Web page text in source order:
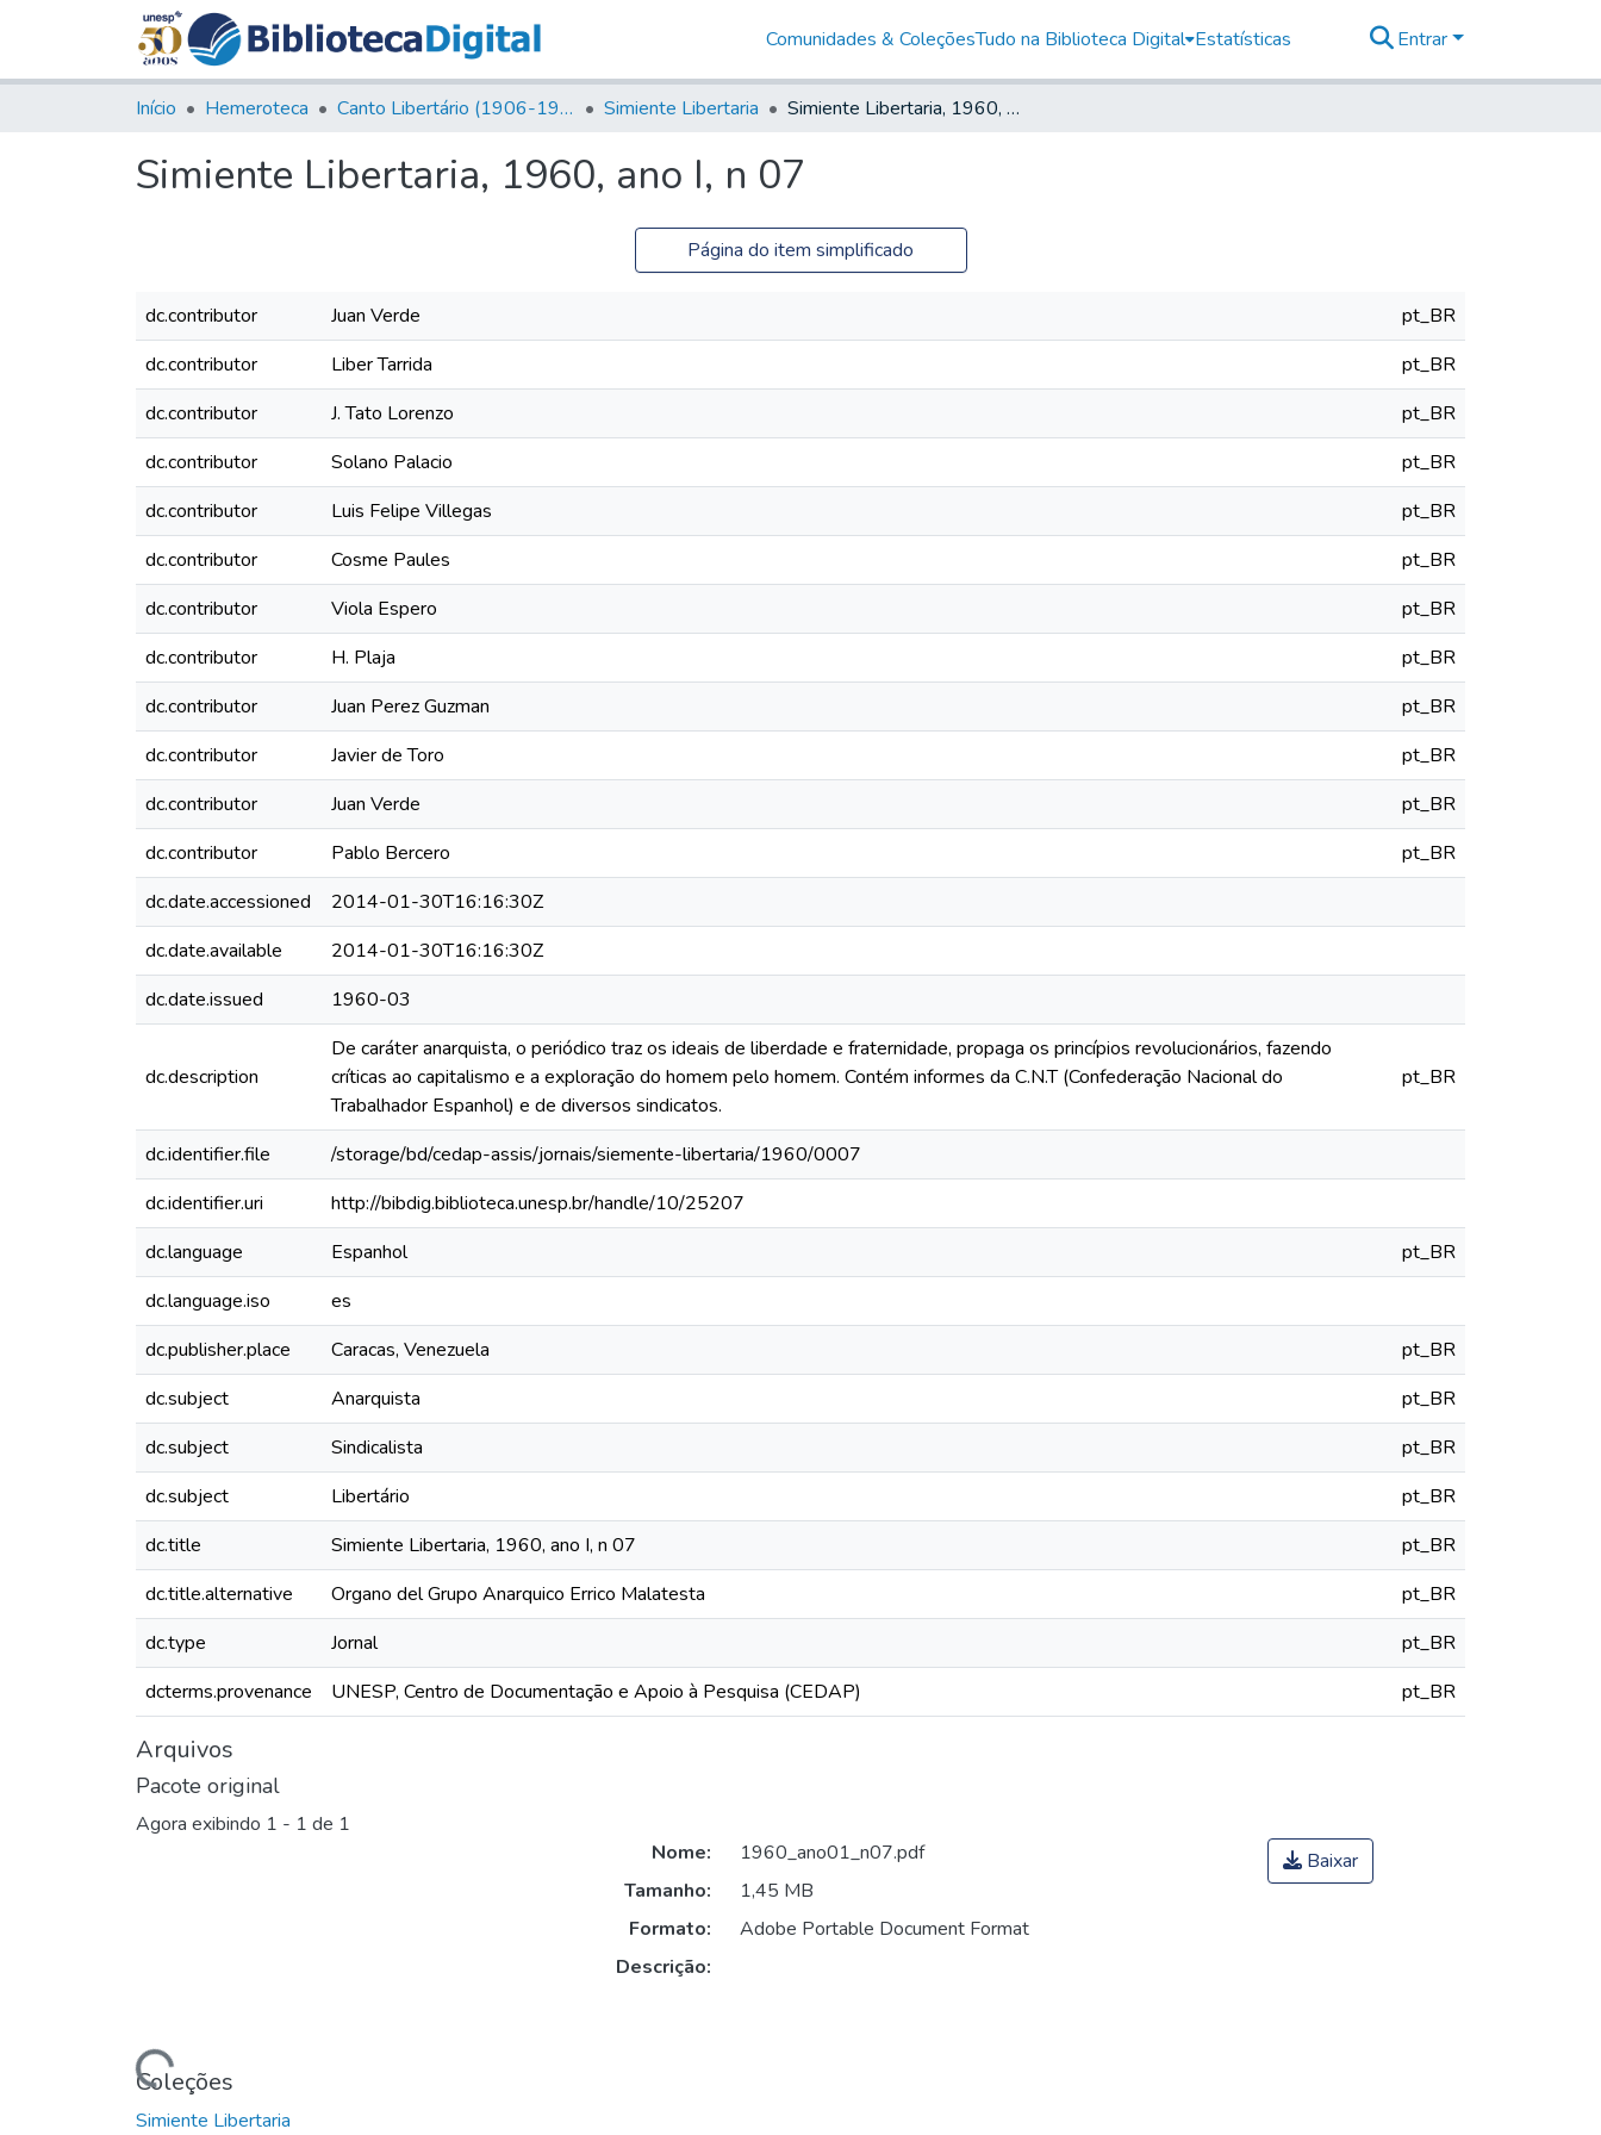
Comunidades & ColeçõesTudo na Biblioteca Digital Estatísticas Entrar
Início Hemeroteca Canto Libertário (1906-1995) Simiente Libertaria Simiente Libertaria, 1960, ano I, n 07
Simiente Libertaria, 1960, ano I, n 07
Página do item simplificado
dc.contributor Juan Verde
pt_BR
dc.contributor
Liber Tarrida
pt_BR
dc.contributor
J. Tato Lorenzo
pt_BR
dc.contributor
Solano Palacio
pt_BR
dc.contributor
Luis Felipe Villegas
pt_BR
dc.contributor
Cosme Paules
pt_BR
dc.contributor
Viola Espero
pt_BR
dc.contributor
H. Plaja
pt_BR
dc.contributor
Juan Perez Guzman
pt_BR
dc.contributor
Javier de Toro
pt_BR
dc.contributor
Juan Verde
pt_BR
dc.contributor
Pablo Bercero
pt_BR
dc.date.accessioned
2014-01-30T16:16:30Z
dc.date.available
2014-01-30T16:16:30Z
dc.date.issued
1960-03
dc.description
De caráter anarquista, o periódico traz os ideais de liberdade e fraternidade, propaga os princípios revolucionários, fazendo
críticas ao capitalismo e a exploração do homem pelo homem. Contém informes da C.N.T (Confederação Nacional do
Trabalhador Espanhol) e de diversos sindicatos.
pt_BR
dc.identifier.file
/storage/bd/cedap-assis/jornais/siemente-libertaria/1960/0007
dc.identifier.uri
http://bibdig.biblioteca.unesp.br/handle/10/25207
dc.language
Espanhol
pt_BR
dc.language.iso
es
dc.publisher.place
Caracas, Venezuela
pt_BR
dc.subject
Anarquista
pt_BR
dc.subject
Sindicalista
pt_BR
dc.subject
Libertário
pt_BR
dc.title
Simiente Libertaria, 1960, ano I, n 07
pt_BR
dc.title.alternative
Organo del Grupo Anarquico Errico Malatesta
pt_BR
dc.type
Jornal
pt_BR
dcterms.provenance
UNESP, Centro de Documentação e Apoio à Pesquisa (CEDAP) pt_BR
Arquivos
Pacote original
Agora exibindo 1 - 1 de 1
Carregando...
Nome:
1960_ano01_n07.pdf
Tamanho:
1,45 MB
Formato:
Adobe Portable Document Format
Descrição:
Baixar
Coleções
Simiente Libertaria